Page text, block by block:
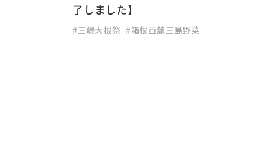
了しました】
#三嶋大根祭 #箱根西麓三島野菜